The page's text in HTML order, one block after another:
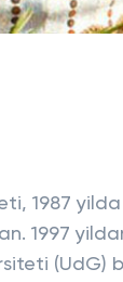
1987
1997
(UdG)